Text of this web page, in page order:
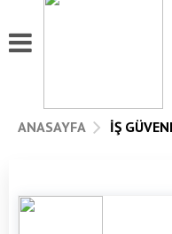
ANASAYFA İŞ